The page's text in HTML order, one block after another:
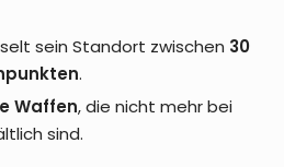
sein Standort zwischen 30
.
Waffen, die nicht mehr bei
sind.